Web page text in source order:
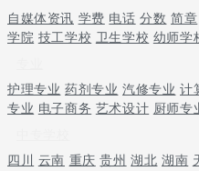
自媒体资讯 学费 电话 分数 简章
学院 技工学校 卫生学校 幼师学
护理专业 药剂专业 汽修专业 计
专业 电子商务 艺术设计 厨师专
四川 云南 重庆 贵州 湖北 湖南